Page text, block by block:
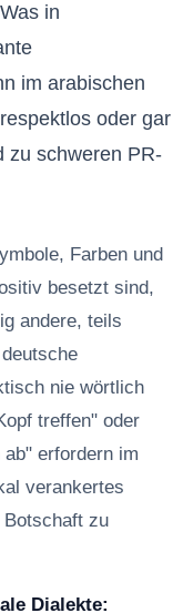
in
im arabischen
oder gar
zu schweren PR-
Farben und
besetzt sind,
andere, teils
nie wörtlich
treffen" oder
erfordern im
verankertes
zu
Dialekte: